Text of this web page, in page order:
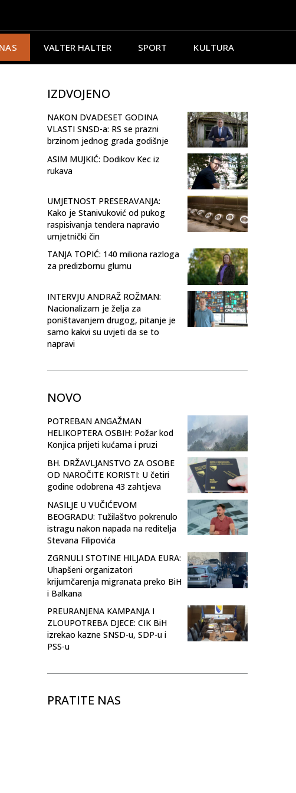
VALTER HALTER SPORT KULTURA
IZDVOJENO
NAKON DVADESET GODINA
VLASTI SNSD-a: RS se prazni
brzinom jednog grada godišnje
ASIM MUJKIĆ: Dodikov Kec iz
rukava
UMJETNOST PRESERAVANJA:
Kako je Stanivuković od pukog
raspisivanja tendera napravio
umjetnički čin
TANJA TOPIĆ: 140 miliona razloga
za predizbornu glumu
INTERVJU ANDRAŽ ROŽMAN:
Nacionalizam je želja za
poništavanjem drugog, pitanje je
samo kakvi su uvjeti da se to
napravi
NOVO
POTREBAN ANGAŽMAN
HELIKOPTERA OSBIH: Požar kod
Konjica prijeti kućama i pruzi
BH. DRŽAVLJANSTVO ZA OSOBE
OD NAROČITE KORISTI: U četiri
godine odobrena 43 zahtjeva
NASILJE U VUČIĆEVOM
BEOGRADU: Tužilaštvo pokrenulo
istragu nakon napada na reditelja
Stevana Filipovića
ZGRNULI STOTINE HILJADA EURA:
Uhapšeni organizatori
krijumčarenja migranata preko BiH
i Balkana
PREURANJENA KAMPANJA I
ZLOUPOTREBA DJECE: CIK BiH
izrekao kazne SNSD-u, SDP-u i
PSS-u
PRATITE NAS